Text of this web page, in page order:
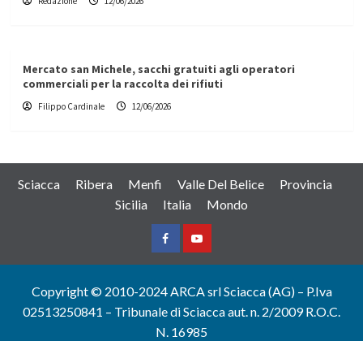
Mercato san Michele, sacchi gratuiti agli operatori
commerciali per la raccolta dei rifiuti
Filippo Cardinale 12/06/2026
Sciacca Ribera Menfi Valle Del Belice
Provincia
Sicilia
Italia Mondo
FacebookYountube
Copyright © 2010-2024 ARCA srl Sciacca (AG) – P.Iva
02513250841 – Tribunale di Sciacca aut. n. 2/2009 R.O.C.
N. 16985